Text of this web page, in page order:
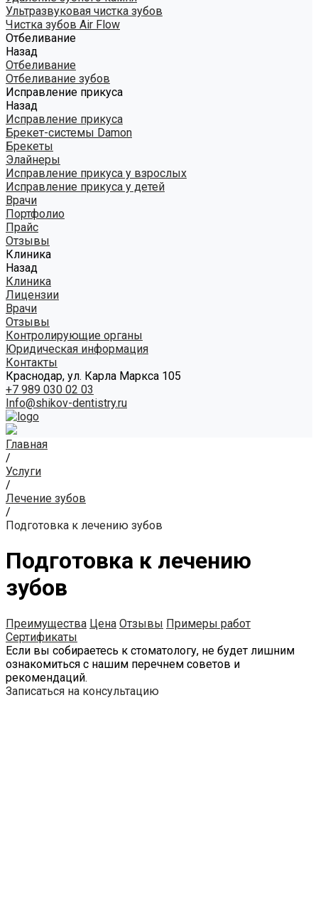
Ультразвуковая чистка зубов
Чистка зубов Air Flow
Отбеливание
Назад
Отбеливание
Отбеливание зубов
Исправление прикуса
Назад
Исправление прикуса
Брекет-системы Damon
Брекеты
Элайнеры
Исправление прикуса у взрослых
Исправление прикуса у детей
Врачи
Портфолио
Прайс
Отзывы
Клиника
Назад
Клиника
Лицензии
Врачи
Отзывы
Контролирующие органы
Юридическая информация
Контакты
Краснодар, ул. Карла Маркса 105
+7 989 030 02 03
Info@shikov-dentistry.ru
Главная
/
Услуги
/
Лечение зубов
/
Подготовка к лечению зубов
Подготовка к лечению
зубов
Преимущества Цена Отзывы Примеры работ
Сертификаты
Если вы собираетесь к стоматологу, не будет лишним
ознакомиться с нашим перечнем советов и
рекомендаций.
Записаться на консультацию